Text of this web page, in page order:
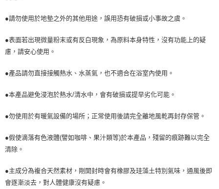
●請勿使用於地墊之外的其他用途，誤用恐有破損或小事故之虞。
●表面若出現微量粉末或有反白現象，為原料本身特性，沒有功能上的疑
慮，請安心使用。
●產品請勿直接接觸熱水、水蒸氣，也不適合在浴室內使用。
●本產品避免浸泡於熱水/清水中，會有破損或提早劣化可能。
●勿使用於有暖氣設備的場所；正常使用後請完全離地風乾再封存保管。
●假使滴落有色液體(譬如咖啡、果汁類等)於本產品，殘留的痕跡難以完全
清除。
●主成分為複合天然素材，剛開封時會有橡膠及珪藻土特別氣味，通風後即
會逐漸淡去，對人體健康沒有疑慮。